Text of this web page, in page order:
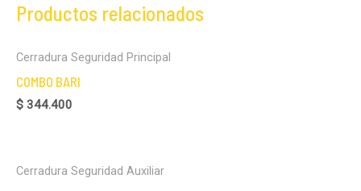
Productos relacionados
Cerradura Seguridad Principal
COMBO BARI
$ 344.400
Cerradura Seguridad Auxiliar